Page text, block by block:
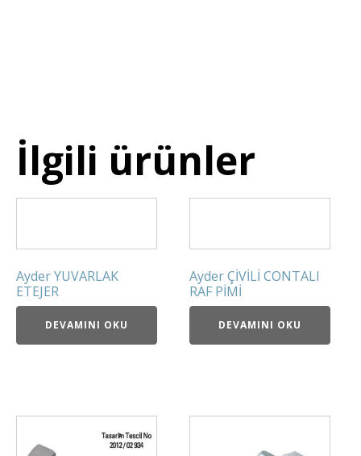
İlgili ürünler
Ayder YUVARLAK
ETEJER
DEVAMINI OKU
Ayder ÇİVİLİ CONTALI
RAF PİMİ
DEVAMINI OKU